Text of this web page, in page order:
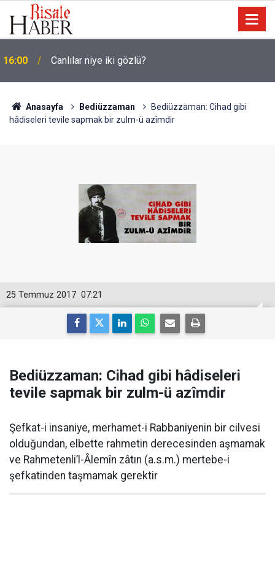
16:00 Canlılar niye iki gözlü?
Anasayfa Bediüzzaman
Bediüzzaman: Cihad gibi
hâdiseleri tevile sapmak bir zulm-ü azîmdir
07:21
25 Temmuz 2017
Bediüzzaman: Cihad gibi hâdiseleri
tevile sapmak bir zulm-ü azîmdir
Şefkat-i insaniye, merhamet-i Rabbaniyenin bir cilvesi
olduğundan, elbette rahmetin derecesinden aşmamak
ve Rahmetenli’l-Âlemîn zâtın (a.s.m.) mertebe-i
şefkatinden taşmamak gerektir